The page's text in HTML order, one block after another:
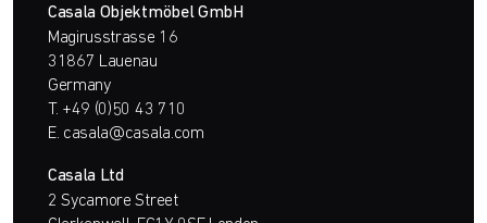
Casala Objektmöbel GmbH
Magirusstrasse 16
31867 Lauenau
Germany
T. +49 (0)50 43 710
E. casala@casala.com
Casala Ltd
2 Sycamore Street